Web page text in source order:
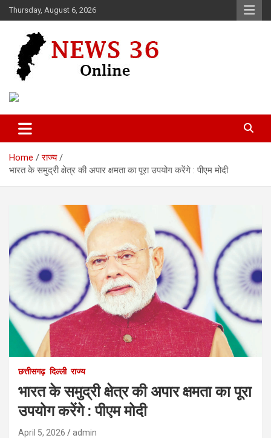
Skip
to
Thursday, August 6, 2026
News 36
Home
राज्य
भारत के समुद्री क्षेत्र की अपार क्षमता का पूरा उपयोग करेंगे : पीएम मोदी
छत्तीसगढ़ दिल्ली राज्य
भारत के समुद्री क्षेत्र की अपार क्षमता का पूरा
उपयोग करेंगे : पीएम मोदी
April 5, 2026 admin